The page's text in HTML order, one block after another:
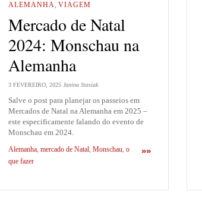
ALEMANHA, VIAGEM
Mercado de Natal
2024: Monschau na
Alemanha
3 FEVEREIRO, 2025 Janina Stasiak
Salve o post para planejar os passeios em
Mercados de Natal na Alemanha em 2025 –
este especificamente falando do evento de
Monschau em 2024.
»»
Alemanha, mercado de Natal, Monschau, o
que fazer